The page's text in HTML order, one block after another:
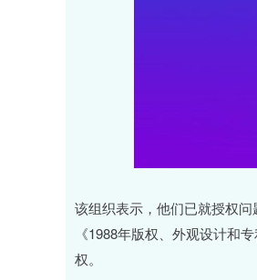
该组织表示，他们已就授权
《1988年版权、外观设计和
权。